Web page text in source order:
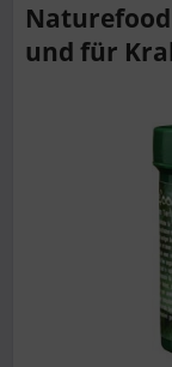
Naturefood
und für